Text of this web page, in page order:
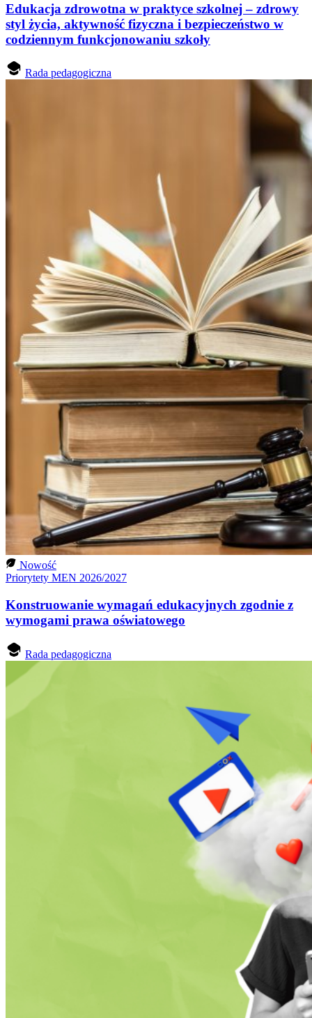
Edukacja zdrowotna w praktyce szkolnej – zdrowy
styl życia, aktywność fizyczna i bezpieczeństwo w
codziennym funkcjonowaniu szkoły
Rada pedagogiczna
Nowość
Priorytety MEN 2026/2027
Konstruowanie wymagań edukacyjnych zgodnie z
wymogami prawa oświatowego
Rada pedagogiczna